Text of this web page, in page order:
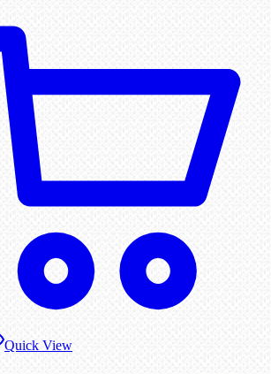
Quick View